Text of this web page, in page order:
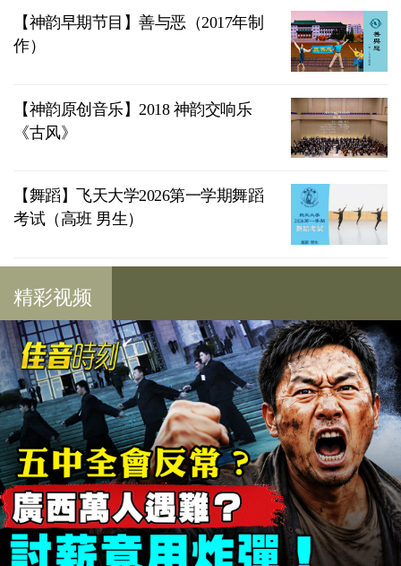
【神韵早期节目】善与恶（2017年制
作）
【神韵原创音乐】2018 神韵交响乐
《古风》
【舞蹈】飞天大学2026第一学期舞蹈
考试（高班 男生）
精彩视频